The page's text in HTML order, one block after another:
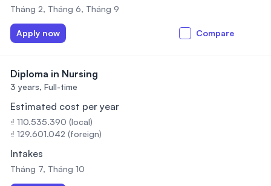
Tháng 2, Tháng 6, Tháng 9
Apply now Compare
Diploma in Nursing
3 years, Full-time
Estimated cost per year
₫ 110.535.390 (local)
₫ 129.601.042 (foreign)
Intakes
Tháng 7, Tháng 10